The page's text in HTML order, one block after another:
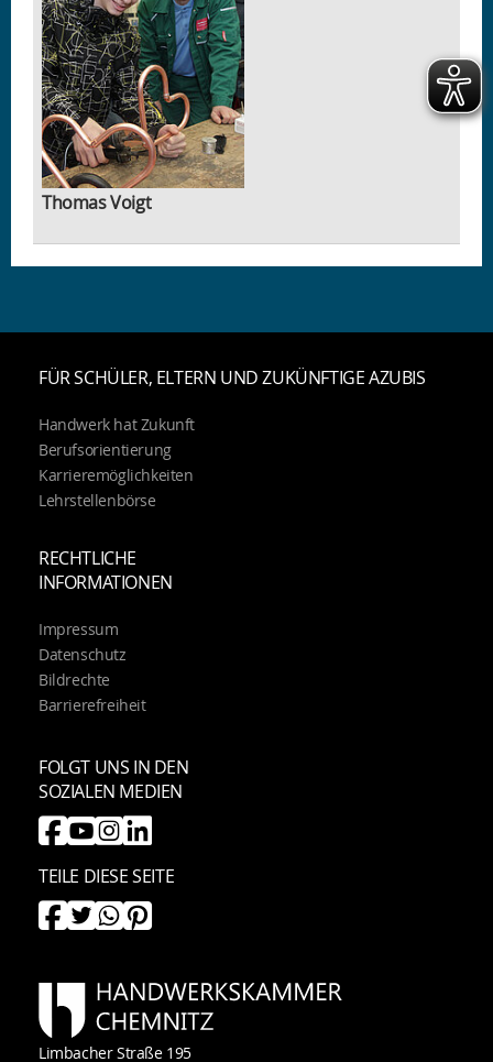
Thomas Voigt
FÜR SCHÜLER, ELTERN UND ZUKÜNFTIGE AZUBIS
Handwerk hat Zukunft
Berufsorientierung
Karrieremöglichkeiten
Lehrstellenbörse
RECHTLICHE
INFORMATIONEN
Impressum
Datenschutz
Bildrechte
Barrierefreiheit
FOLGT UNS IN DEN
SOZIALEN MEDIEN
TEILE DIESE SEITE
Limbacher Straße 195